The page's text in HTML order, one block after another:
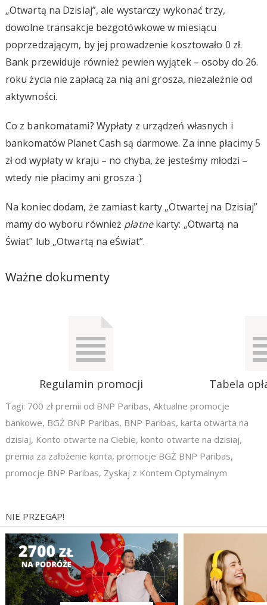
„Otwartą na Dzisiaj”, ale wystarczy wykonać trzy,
dowolne transakcje bezgotówkowe w miesiącu
poprzedzającym, by jej prowadzenie kosztowało 0 zł.
Bank przewiduje również pewien wyjątek – osoby do 26.
roku życia nie zapłacą za nią ani grosza, niezależnie od
aktywności.
Co z bankomatami? Wypłaty z urządzeń własnych i
bankomatów Planet Cash są darmowe. Za inne płacimy 5
zł od wypłaty w kraju – no chyba, że jesteśmy młodzi –
wtedy nie płacimy ani grosza :)
Na koniec dodam, że zamiast karty „Otwartej na Dzisiaj”
mamy do wyboru również płatnekarty: „Otwartą na
Świat” lub „Otwartą na eŚwiat”.
Ważne dokumenty
Regulamin promocji Tabela
Tagi: 700 zł premii od BNP Paribas, Aktualne promocje
bankowe, BGŻ BNP Paribas, BNP Paribas, karta otwarta na
dzisiaj, Konto otwarte na Ciebie, konto otwarte na dzisiaj,
premia za założenie konta, promocje BGŻ BNP Paribas,
promocje BNP Paribas, Zyskaj z Kontem Optymalnym
NIE PRZEGAP!